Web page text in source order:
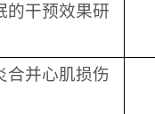
的干预效果研
合并心肌损伤